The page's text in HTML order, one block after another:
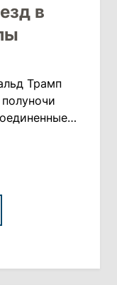
в
Трамп
проникли